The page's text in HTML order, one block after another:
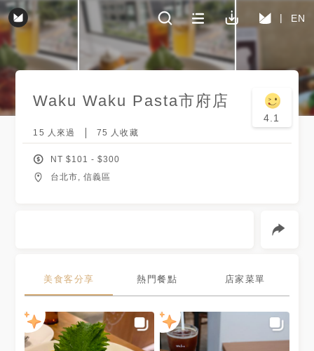
EN
Waku Waku Pasta市府店
4.1
15 人來過 75 人收藏
NT $101 - $300
台北市, 信義區
美食客分享 熱門餐點 店家菜單